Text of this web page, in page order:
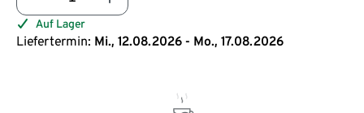
Auf Lager
Liefertermin: Mi., 12.08.2026 - Mo., 17.08.2026